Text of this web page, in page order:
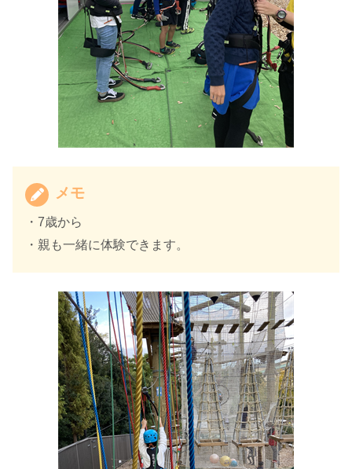
メモ
・7歳から
・親も一緒に体験できます。